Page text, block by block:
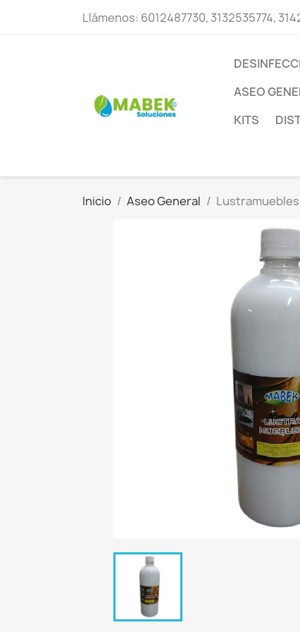
Llámenos: 6012487730, 3132535774,
ASEO
KITS
Inicio Aseo General Lustramuebles